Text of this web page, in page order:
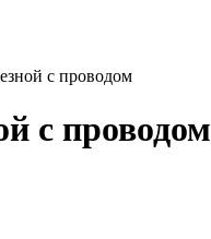
с проводом
с проводом